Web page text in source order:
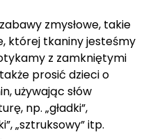
zmysłowe, takie
której tkaniny jesteśmy
z zamkniętymi
prosić dzieci o
używając słów
np. „gładki”,
„sztruksowy” itp.